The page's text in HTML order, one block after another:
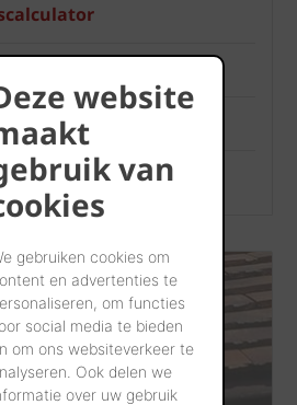
website
van
gebruiken cookies om
en advertenties te
om functies
social media te bieden
om ons websiteverkeer te
Ook delen we
over uw gebruik